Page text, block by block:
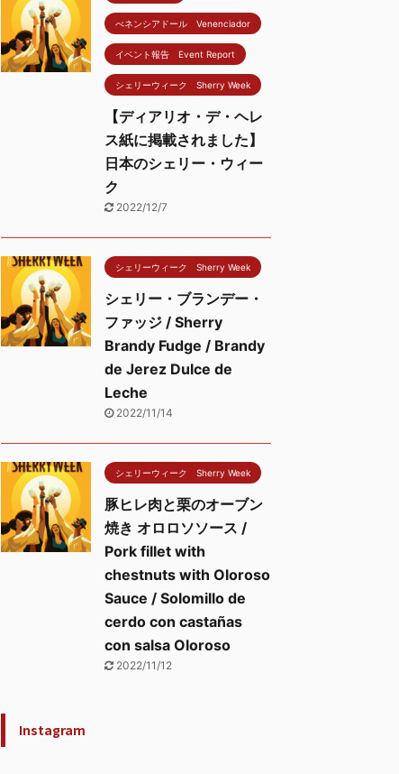
べネンシアドール Venenciador
イベント報告 Event Report
シェリーウィーク Sherry Week
【ディアリオ・デ・ヘレ
ス紙に掲載されました】
日本のシェリー・ウィー
ク
2022/12/7
シェリーウィーク Sherry Week
シェリー・ブランデー・
ファッジ / Sherry
Brandy Fudge / Brandy
de Jerez Dulce de
Leche
2022/11/14
シェリーウィーク Sherry Week
豚ヒレ肉と栗のオーブン
焼き オロロソソース /
Pork fillet with
chestnuts with Oloroso
Sauce / Solomillo de
cerdo con castañas
con salsa Oloroso
2022/11/12
Instagram